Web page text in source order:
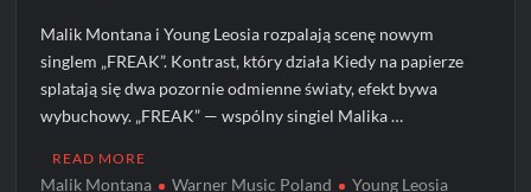
Malik Montana i Young Leosia rozpalają scenę nowym
singlem „FREAK”. Kontrast, który działa Kiedy na papierze
splatają się dwa pozornie odmienne światy, efekt bywa
wybuchowy. „FREAK” — wspólny singiel Malika …
READ MORE
Malik Montana Warner Music Poland Young Leosia